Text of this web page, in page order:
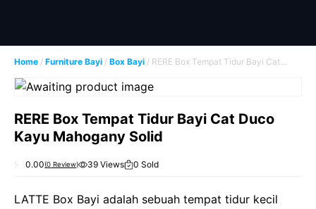
content
Home / Furniture Bayi / Box Bayi / RERE Box Tempat Tidur Bayi Cat
Duco Kayu Mahogany Solid
RERE Box Tempat Tidur Bayi Cat Duco
Kayu Mahogany Solid
u
t
0.00(0 Review) 39 Views 0 Sold
LATTE Box Bayi adalah sebuah tempat tidur kecil